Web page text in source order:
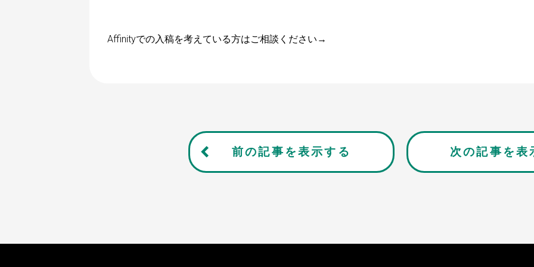
Affinityでの入稿を考えている方はご相談ください→
前の記事を表示する 次の記事を表